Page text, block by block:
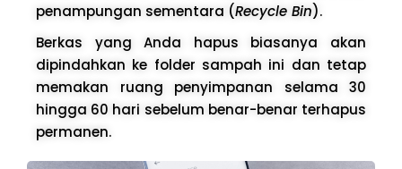
penampungan sementara (Recycle Bin).
Berkas yang Anda hapus biasanya akan
dipindahkan ke folder sampah ini dan tetap
memakan ruang penyimpanan selama 30
hingga 60 hari sebelum benar-benar terhapus
permanen.